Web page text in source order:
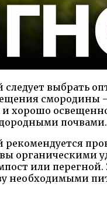
следует выбрать
смородины
хорошо
почвами.
рекомендуется
органическими
или перегной.
необходимыми